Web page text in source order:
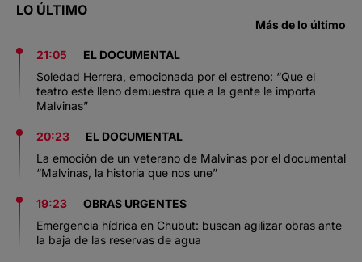
LO ÚLTIMO
Más de lo último
21:05
EL DOCUMENTAL
Soledad Herrera, emocionada por el estreno: “Que el
teatro esté lleno demuestra que a la gente le importa
Malvinas”
20:23
EL DOCUMENTAL
La emoción de un veterano de Malvinas por el documental
“Malvinas, la historia que nos une”
19:23
OBRAS URGENTES
Emergencia hídrica en Chubut: buscan agilizar obras ante
la baja de las reservas de agua